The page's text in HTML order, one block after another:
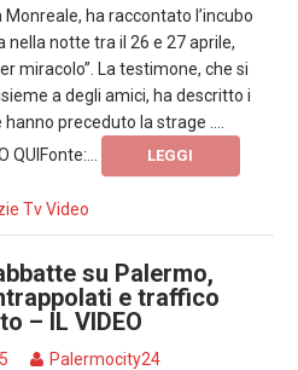
ha raccontato l’incubo
nella notte tra il 26 e 27 aprile,
miracolo”. La testimone, che si
a degli amici, ha descritto i
preceduto la strage ….
QUIFonte:...
LEGGI
TvVideo
su Palermo,
e traffico
– IL VIDEO
Palermocity24